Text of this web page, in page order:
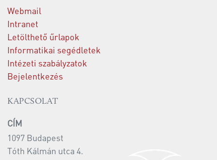
Webmail
Intranet
Letölthető űrlapok
Informatikai segédletek
Intézeti szabályzatok
Bejelentkezés
KAPCSOLAT
CÍM
1097 Budapest
Tóth Kálmán utca 4.